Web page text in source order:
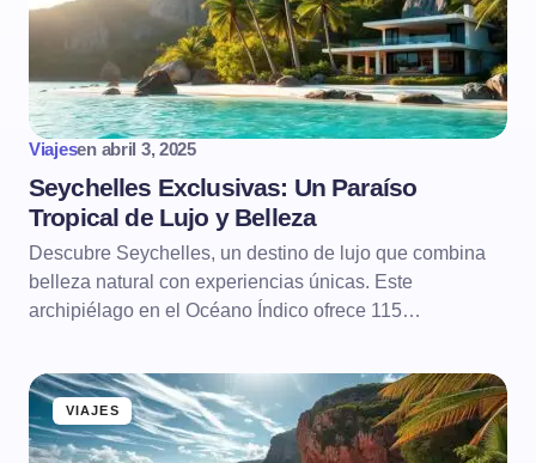
Viajesen abril 3, 2025
Seychelles Exclusivas: Un Paraíso
Tropical de Lujo y Belleza
Descubre Seychelles, un destino de lujo que combina
belleza natural con experiencias únicas. Este
archipiélago en el Océano Índico ofrece 115…
VIAJES